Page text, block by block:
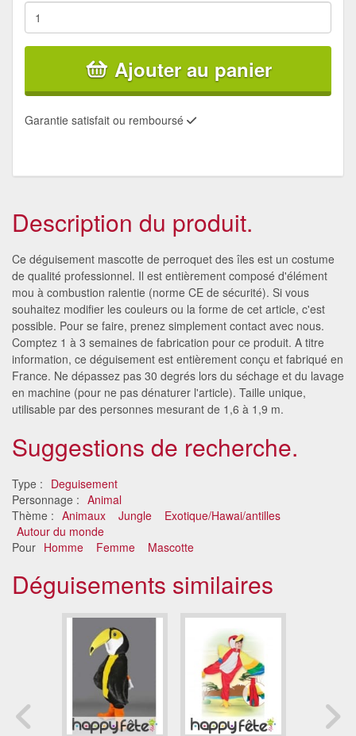
Ajouter au panier
Garantie satisfait ou remboursé
Description du produit.
Ce déguisement mascotte de perroquet des îles est un costume
de qualité professionnel. Il est entièrement composé d'élément
mou à combustion ralentie (norme CE de sécurité). Si vous
souhaitez modifier les couleurs ou la forme de cet article, c'est
possible. Pour se faire, prenez simplement contact avec nous.
Comptez 1 à 3 semaines de fabrication pour ce produit. A titre
information, ce déguisement est entièrement conçu et fabriqué en
France. Ne dépassez pas 30 degrés lors du séchage et du lavage
en machine (pour ne pas dénaturer l'article). Taille unique,
utilisable par des personnes mesurant de 1,6 à 1,9 m.
Suggestions de recherche.
Type : Deguisement
Personnage : Animal
Thème : Animaux Jungle
Exotique/Hawai/antilles
Autour du monde
Pour Homme Femme Mascotte
Déguisements similaires